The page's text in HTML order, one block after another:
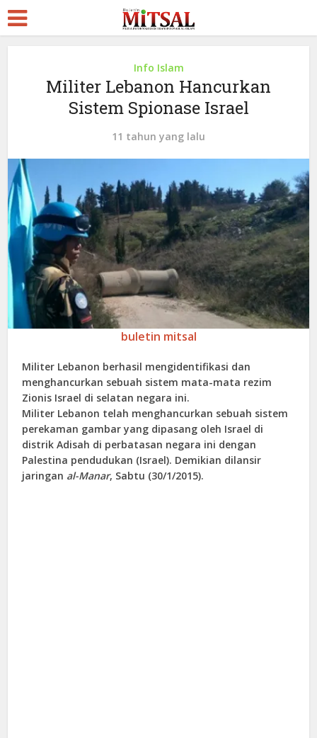
Info Islam
Militer Lebanon Hancurkan
Sistem Spionase Israel
11 tahun yang lalu
buletin mitsal
Militer Lebanon berhasil mengidentifikasi dan
menghancurkan sebuah sistem mata-mata rezim
Zionis Israel di selatan negara ini.
Militer Lebanon telah menghancurkan sebuah sistem
perekaman gambar yang dipasang oleh Israel di
distrik Adisah di perbatasan negara ini dengan
Palestina pendudukan (Israel). Demikian dilansir
jaringan al-Manar, Sabtu (30/1/2015).